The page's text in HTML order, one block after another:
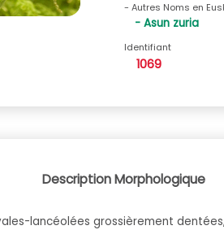
- Autres Noms en
- Asun zuria
Identifiant
1069
Description Morphologique
lancéolées grossièrement